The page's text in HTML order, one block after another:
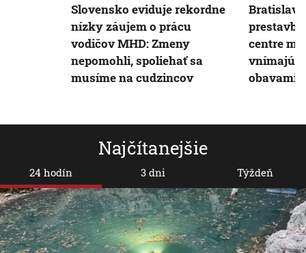
Najčítanejšie
24 hodín 3 dni Týždeň
Slovensko eviduje rekordne
nízky záujem o prácu
vodičov MHD: Zmeny
nepomohli, spoliehať sa
musíme na cudzincov
centre
vnímajú
obavami